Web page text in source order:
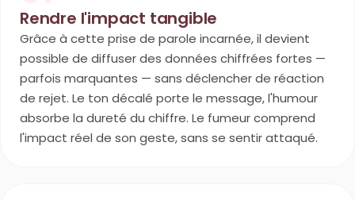
Rendre l'impact tangible
Grâce à cette prise de parole incarnée, il devient
possible de diffuser des données chiffrées fortes —
parfois marquantes — sans déclencher de réaction
de rejet. Le ton décalé porte le message, l'humour
absorbe la dureté du chiffre. Le fumeur comprend
l'impact réel de son geste, sans se sentir attaqué.